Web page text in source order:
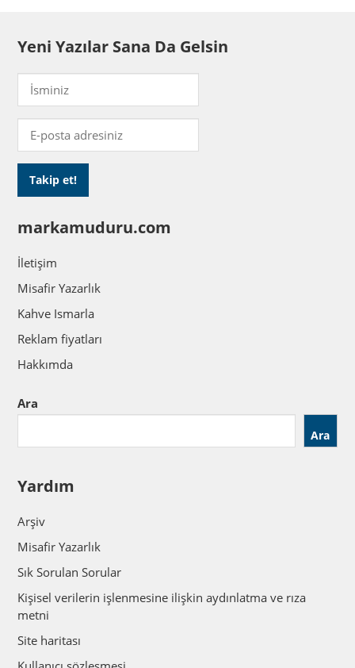
Yeni Yazılar Sana Da Gelsin
markamuduru.com
İletişim
Misafir Yazarlık
Kahve Ismarla
Reklam fiyatları
Hakkımda
Ara
Ara
Yardım
Arşiv
Misafir Yazarlık
Sık Sorulan Sorular
Kişisel verilerin işlenmesine ilişkin aydınlatma ve rıza
metni
Site haritası